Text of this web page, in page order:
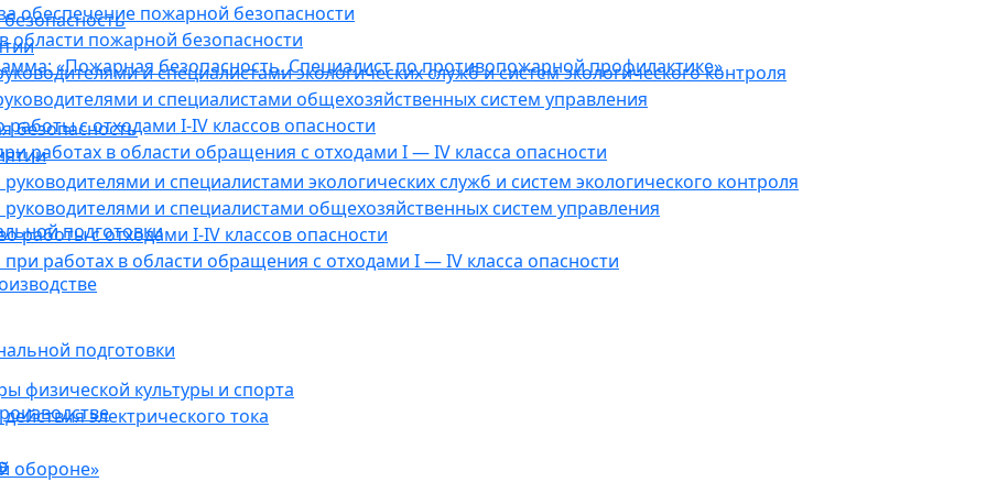
и специалистами экологических служб и систем экологического контроля
и специалистами общехозяйственных систем управления
с отходами I-IV классов опасности
работах в области обращения с отходами I — IV класса опасности
подготовки
физической культуры и спорта
электрического тока
обороне»
обеспечение пожарной безопасности
пожарной безопасности
«Пожарная безопасность. Специалист по противопожарной профилактике»
безопасность
и специалистами экологических служб и систем экологического контроля
и специалистами общехозяйственных систем управления
работы с отходами I-IV классов опасности
работах в области обращения с отходами I — IV класса опасности
подготовки